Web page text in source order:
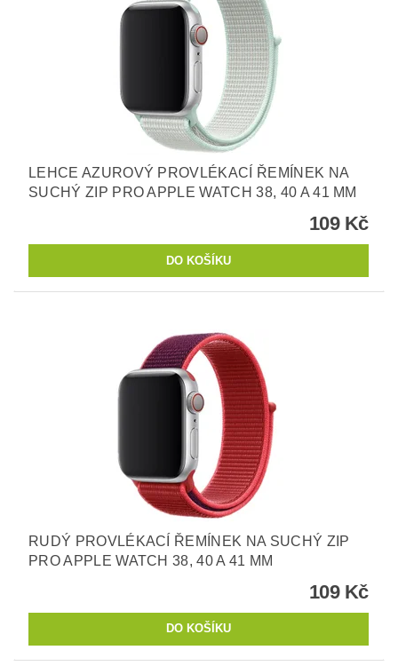
LEHCE AZUROVÝ PROVLÉKACÍ ŘEMÍNEK NA
SUCHÝ ZIP PRO APPLE WATCH 38, 40 A 41 MM
109 Kč
RUDÝ PROVLÉKACÍ ŘEMÍNEK NA SUCHÝ ZIP
PRO APPLE WATCH 38, 40 A 41 MM
109 Kč